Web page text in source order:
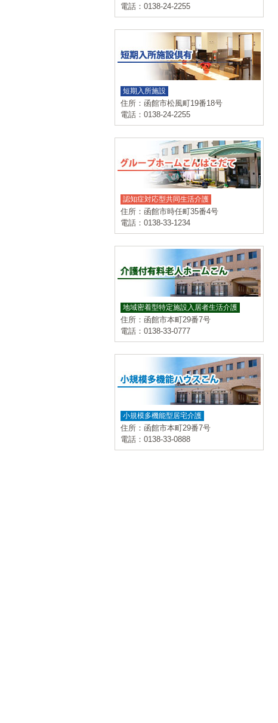
電話：0138-24-2255
短期入所施設
住所：函館市松風町19番18号
電話：0138-24-2255
認知症対応型共同生活介護
住所：函館市時任町35番4号
電話：0138-33-1234
地域密着型特定施設入居者生活介護
住所：函館市本町29番7号
電話：0138-33-0777
小規模多機能型居宅介護
住所：函館市本町29番7号
電話：0138-33-0888